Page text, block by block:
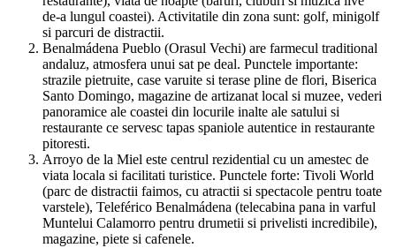
de-a lungul coastei). Activitatile din zona sunt: golf, minigolf
si parcuri de distractii.
Benalmádena Pueblo (Orasul Vechi) are farmecul traditional
andaluz, atmosfera unui sat pe deal. Punctele importante:
strazile pietruite, case varuite si terase pline de flori, Biserica
Santo Domingo, magazine de artizanat local si muzee, vederi
panoramice ale coastei din locurile inalte ale satului si
restaurante ce servesc tapas spaniole autentice in restaurante
pitoresti.
Arroyo de la Miel este centrul rezidential cu un amestec de
viata locala si facilitati turistice. Punctele forte: Tivoli World
(parc de distractii faimos, cu atractii si spectacole pentru toate
varstele), Teleférico Benalmádena (telecabina pana in varful
Muntelui Calamorro pentru drumetii si privelisti incredibile),
magazine, piete si cafenele.